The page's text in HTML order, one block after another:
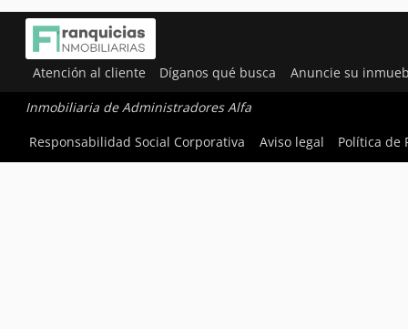
Atención al cliente Díganos qué busca Anuncie su
Inmobiliaria de Administradores Alfa
Responsabilidad Social Corporativa
Aviso legal Política de